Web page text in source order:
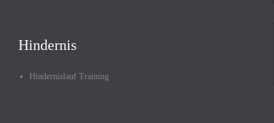
Hindernis
Hindernislauf Training